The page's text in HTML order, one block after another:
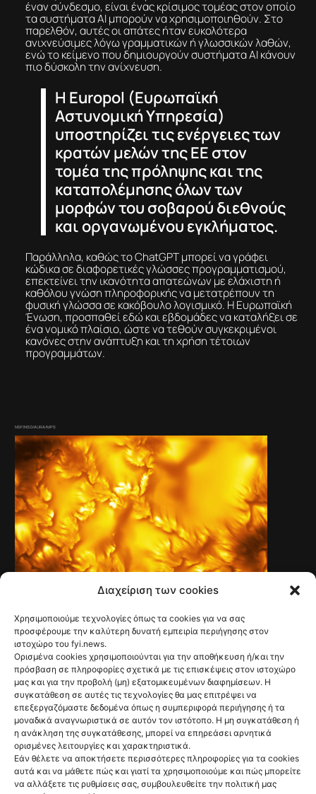
Διαχείριση των cookies
Χρησιμοποιούμε τεχνολογίες όπως τα cookies για να σας
προσφέρουμε την καλύτερη δυνατή εμπειρία περιήγησης στον
ιστοχώρο του fyi.news.
Ορισμένα cookies χρησιμοποιούνται για την αποθήκευση ή/και την
πρόσβαση σε πληροφορίες σχετικά με τις επισκέψεις στον ιστοχώρο
μας και για την προβολή (μη) εξατομικευμένων διαφημίσεων. Η
συγκατάθεση σε αυτές τις τεχνολογίες θα μας επιτρέψει να
επεξεργαζόμαστε δεδομένα όπως η συμπεριφορά περιήγησης ή τα
μοναδικά αναγνωριστικά σε αυτόν τον ιστότοπο. Η μη συγκατάθεση ή
η ανάκληση της συγκατάθεσης, μπορεί να επηρεάσει αρνητικά
ορισμένες λειτουργίες και χαρακτηριστικά.
Εάν θέλετε να αποκτήσετε περισσότερες πληροφορίες για τα cookies
αυτά και να μάθετε πώς και γιατί τα χρησιμοποιούμε και πώς μπορείτε
να αλλάξετε τις ρυθμίσεις σας, συμβουλευθείτε την πολιτική μας
έναν σύνδεσμο, είναι ένας κρίσιμος τομέας στον οποίο
τα συστήματα ΑΙ μπορούν να χρησιμοποιηθούν. Στο
παρελθόν, αυτές οι απάτες ήταν ευκολότερα
ανιχνεύσιμες λόγω γραμματικών ή γλωσσικών λαθών,
ενώ το κείμενο που δημιουργούν συστήματα AI κάνουν
πιο δύσκολη την ανίχνευση.
Η Europol (Ευρωπαϊκή
Αστυνομική Υπηρεσία)
υποστηρίζει τις ενέργειες των
κρατών μελών της EE στον
τομέα της πρόληψης και της
καταπολέμησης όλων των
μορφών του σοβαρού διεθνούς
και οργανωμένου εγκλήματος.
Παράλληλα, καθώς το ChatGPT μπορεί να γράφει
κώδικα σε διαφορετικές γλώσσες προγραμματισμού,
επεκτείνει την ικανότητα απατεώνων με ελάχιστη ή
καθόλου γνώση πληροφορικής να μετατρέπουν τη
φυσική γλώσσα σε κακόβουλο λογισμικό. Η Ευρωπαϊκή
Ένωση, προσπαθεί εδώ και εβδομάδες να καταλήξει σε
ένα νομικό πλαίσιο, ώστε να τεθούν συγκεκριμένοι
κανόνες στην ανάπτυξη και τη χρήση τέτοιων
προγραμμάτων.
NSF/NSO/AURA/MPS
TECH & SCIENCE
Νέες εικόνες με
πρωτοφανείς
λεπτομέρειες από
την επιφάνεια του
Ηλίου
@fyinews team
06/08/2026